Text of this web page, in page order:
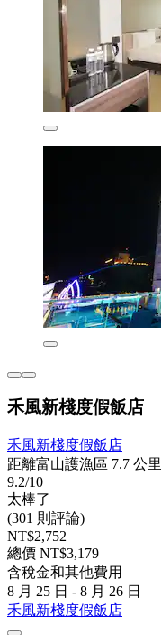
禾風新棧度假飯店
禾風新棧度假飯店
距離富山護漁區 7.7 公里
9.2/10
太棒了
(301 則評論)
NT$2,752
總價 NT$3,179
含稅金和其他費用
8 月 25 日 - 8 月 26 日
禾風新棧度假飯店